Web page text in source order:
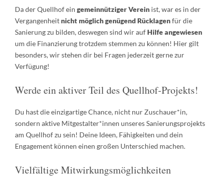
Da der Quellhof ein gemeinnütziger Verein ist, war es in der
Vergangenheitnicht möglich genügend Rücklagenfür die
Sanierung zu bilden, deswegen sind wir aufHilfe angewiesen
um die Finanzierung trotzdem stemmen zu können! Hier gilt
besonders, wir stehen dir bei Fragen jederzeit gerne zur
Verfügung!
Werde ein aktiver Teil des Quellhof-Projekts!
Du hast die einzigartige Chance, nicht nur Zuschauer*in,
sondern aktive Mitgestalter*innen unseres Sanierungsprojekts
am Quellhof zu sein! Deine Ideen, Fähigkeiten und dein
Engagement können einen großen Unterschied machen.
Vielfältige Mitwirkungsmöglichkeiten